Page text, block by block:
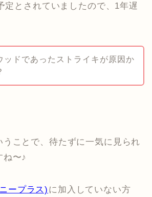
定とされていましたので、1年遅
ッドであったストライキが原因か
ことで、待たずに一気に見られ
ね〜♪
ープラス) に加入していない方